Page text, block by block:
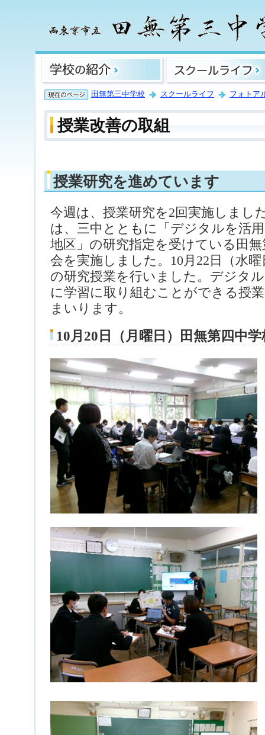
田無第三中学校 スクールライフ フォトア
授業改善の取組
授業研究を進めています
今週は、授業研究を2回実施しまし
は、三中とともに「デジタルを活
地区」の研究指定を受けている田
会を実施しました。10月22日（水
の研究授業を行いました。デジタ
に学習に取り組むことができる授
まいります。
10月20日（月曜日）田無第四中